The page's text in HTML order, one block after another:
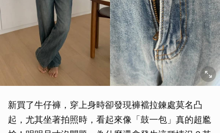
新買了牛仔褲，穿上身時卻發現褲襠拉鍊處莫名凸
起，尤其坐著拍照時，看起來像「鼓一包」真的超尷